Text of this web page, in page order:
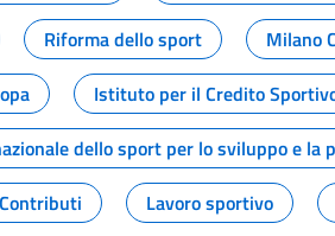
Riforma dello sport Milano
Istituto per il Credito
dello sport per lo sviluppo e la
Lavoro sportivo